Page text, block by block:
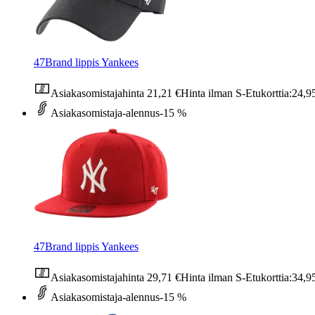
47Brand lippis Yankees
Asiakasomistajahinta 21,21 €Hinta ilman S-Etukorttia:
Asiakasomistaja-alennus-15 %
47Brand lippis Yankees
Asiakasomistajahinta 29,71 €Hinta ilman S-Etukorttia:
Asiakasomistaja-alennus-15 %